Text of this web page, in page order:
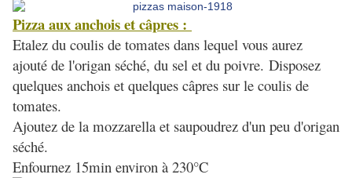
Pizza aux anchois et câpres :
Etalez du coulis de tomates dans lequel vous aurez
ajouté de l'origan séché, du sel et du poivre. Disposez
quelques anchois et quelques câpres sur le coulis de
tomates.
Ajoutez de la mozzarella et saupoudrez d'un peu d'origan
séché.
Enfournez 15min environ à 230°C